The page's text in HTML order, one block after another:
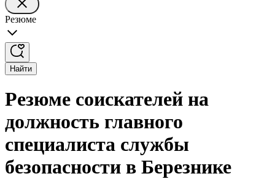
Резюме
Найти
Резюме соискателей на
должность главного
специалиста службы
безопасности в Березнике